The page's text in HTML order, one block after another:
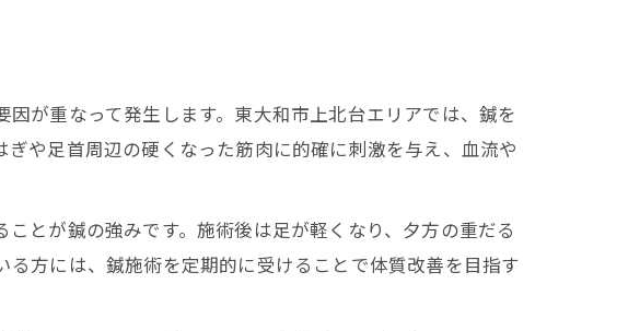
が重なって発生します。東大和市上北台エリアでは、鍼を
や足首周辺の硬くなった筋肉に的確に刺激を与え、血流や
とが鍼の強みです。施術後は足が軽くなり、夕方の重だる
方には、鍼施術を定期的に受けることで体質改善を目指す